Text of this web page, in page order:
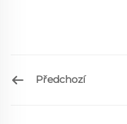
Předchozí